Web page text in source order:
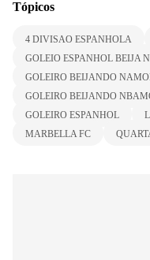
Tópicos
4 DIVISAO ESPANHOLA
GOLEIO ESPANHOL BEIJA
GOLEIRO BEIJANDO
GOLEIRO BEIJANDO
GOLEIRO ESPANHOL
MARBELLA FC